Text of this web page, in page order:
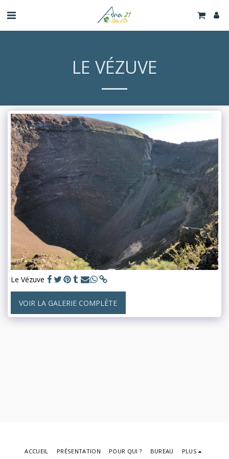
LE VÉZUVE
Le Vézuve
VOIR LA GALERIE COMPLÈTE
ACCUEIL PRÉSENTATION POUR QUI ? BUREAU PLUS